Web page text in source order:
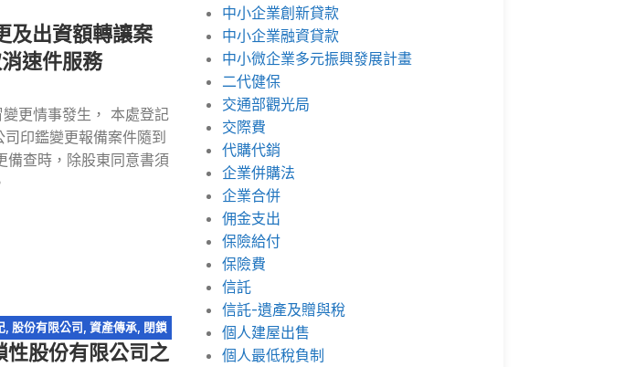
及出資額轉讓案
速件服務
更情事發生， 本處登記
印鑑變更報備案件隨到
備查時，除股東同意書須
, 股份有限公司 ,資產傳承, 閉鎖
股份有限公司之
中小企業創新貸款
中小企業融資貸款
中小微企業多元振興發展計畫
二代健保
交通部觀光局
交際費
代購代銷
企業併購法
企業合併
佣金支出
保險給付
保險費
信託
信託-遺產及贈與稅
個人建屋出售
個人最低稅負制